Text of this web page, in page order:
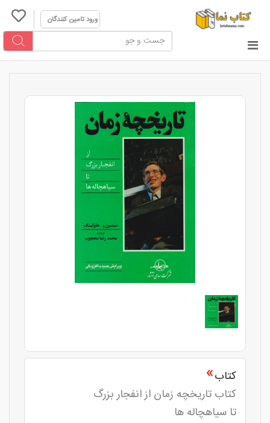
ورود تامین کنندگان
کتاب»
کتاب تاریخچه زمان از انفجار بزرگ
تا سیاهچاله ها